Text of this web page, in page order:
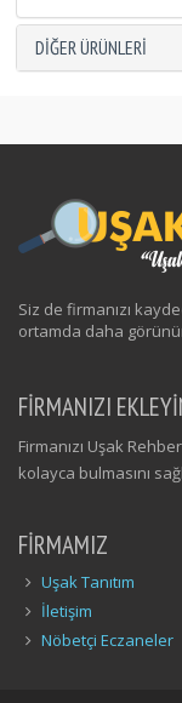
DIĞER ÜRÜNLERI
Siz de firmanızı
ortamda daha
FİRMANIZI
Firmanızı Uşak
kolayca bulmasını
FIRMAMIZ
Uşak Tanıtım
İletişim
Nöbetçi Eczaneler